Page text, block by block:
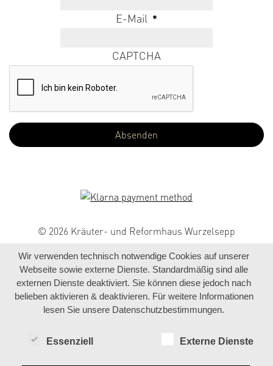
E-Mail *
CAPTCHA
© 2026 Kräuter- und Reformhaus Wurzelsepp
Wir verwenden technisch notwendige Cookies auf unserer
Webseite sowie externe Dienste. Standardmäßig sind alle
externen Dienste deaktiviert. Sie können diese jedoch nach
belieben aktivieren & deaktivieren. Für weitere Informationen
lesen Sie unsere Datenschutzbestimmungen.
Essenziell Externe Dienste